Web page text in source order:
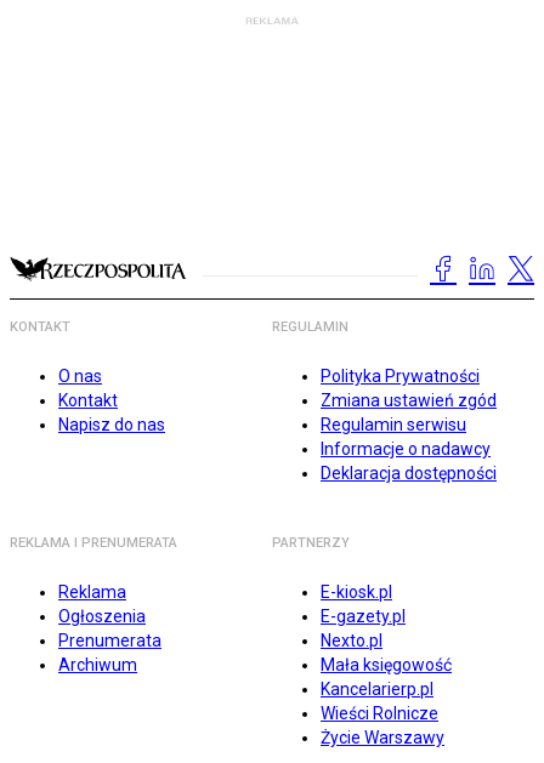
KONTAKT
O nas
Kontakt
Napisz do nas
REGULAMIN
Polityka Prywatności
Zmiana ustawień zgód
Regulamin serwisu
Informacje o nadawcy
Deklaracja dostępności
REKLAMA I PRENUMERATA
Reklama
Ogłoszenia
Prenumerata
Archiwum
PARTNERZY
E-kiosk.pl
E-gazety.pl
Nexto.pl
Mała księgowość
Kancelarierp.pl
Wieści Rolnicze
Życie Warszawy